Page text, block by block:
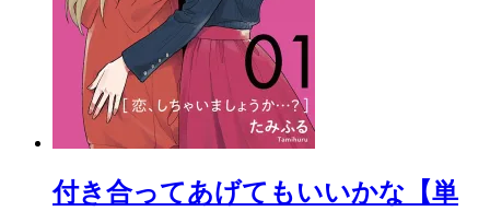
付き合ってあげてもいいかな【単